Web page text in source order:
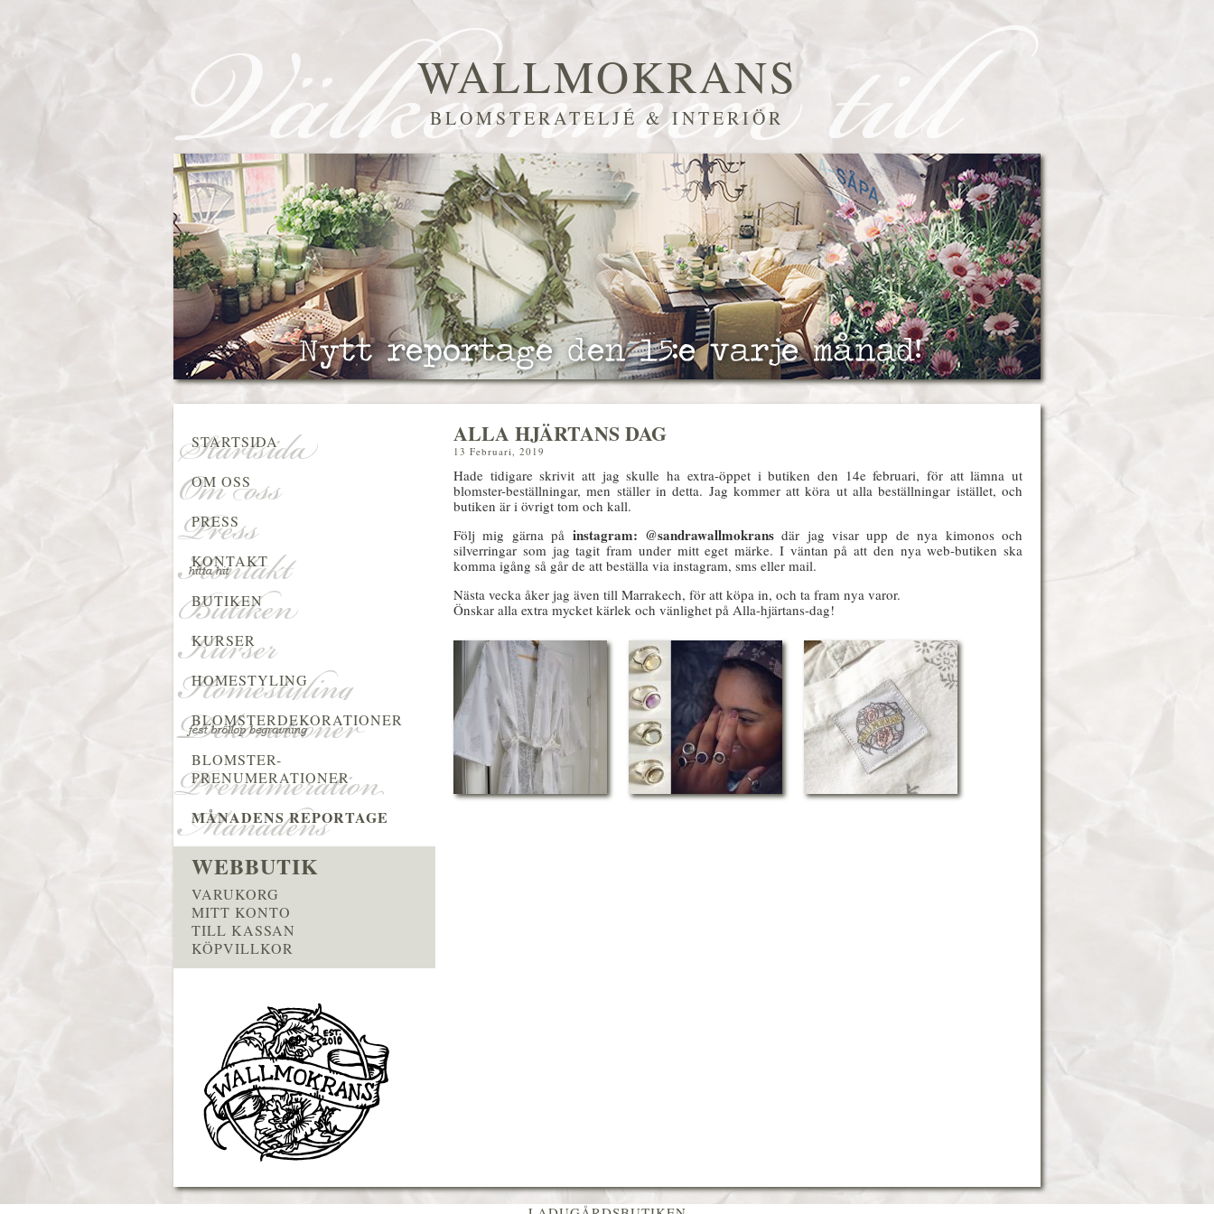
WALLMOKRANS
BLOMSTERATELJÉ & INTERIÖR
ALLA HJÄRTANS DAG
13 Februari, 2019
Hade tidigare skrivit att jag skulle ha extra-öppet i butiken den 14e februari, för att lämna ut
blomster-beställningar, men ställer in detta. Jag kommer att köra ut alla beställningar istället, och
butiken är i övrigt tom och kall.
Följ mig gärna på instagram: @sandrawallmokransdär jag visar upp de nya kimonos och
silverringar som jag tagit fram under mitt eget märke. I väntan på att den nya web-butiken ska
komma igång så går de att beställa via instagram, sms eller mail.
Nästa vecka åker jag även till Marrakech, för att köpa in, och ta fram nya varor.
Önskar alla extra mycket kärlek och vänlighet på Alla-hjärtans-dag!
STARTSIDA
OM OSS
PRESS
KONTAKT
BUTIKEN
KURSER
HOMESTYLING
BLOMSTERDEKORATIONER
BLOMSTER-
PRENUMERATIONER
MÅNADENS REPORTAGE
WEBBUTIK
VARUKORG
MITT KONTO
TILL KASSAN
KÖPVILLKOR